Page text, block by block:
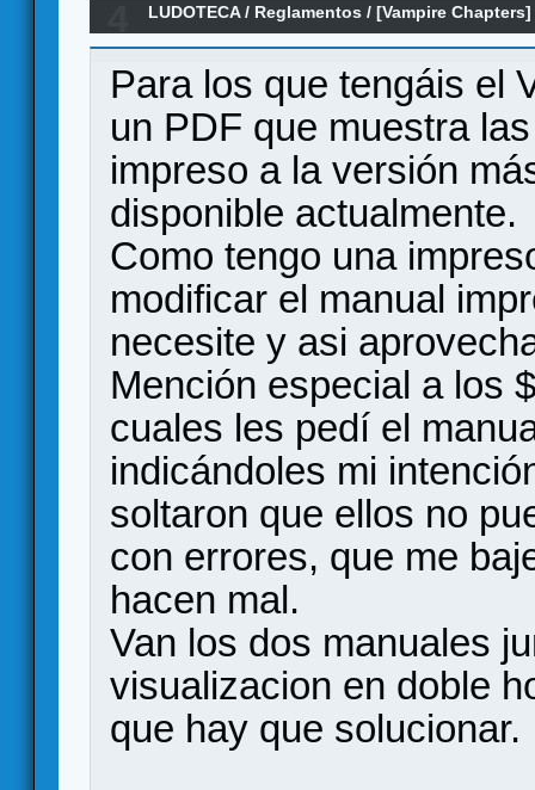
LUDOTECA/ Reglamentos /[Vampire
Para los que tengáis el
un PDF que muestra
impreso a la versión
disponible actualmente.
Como tengo una
modificar el manual
necesite y asi
Mención especial a los
cuales les pedí el
indicándoles mi
soltaron que ellos no
con errores, que me
hacen mal.
Van los dos manuales
visualizacion en doble
que hay que solucionar.